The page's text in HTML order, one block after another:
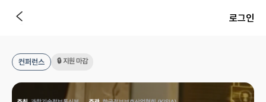
로그인
컨퍼런스 🔒 지원 마감